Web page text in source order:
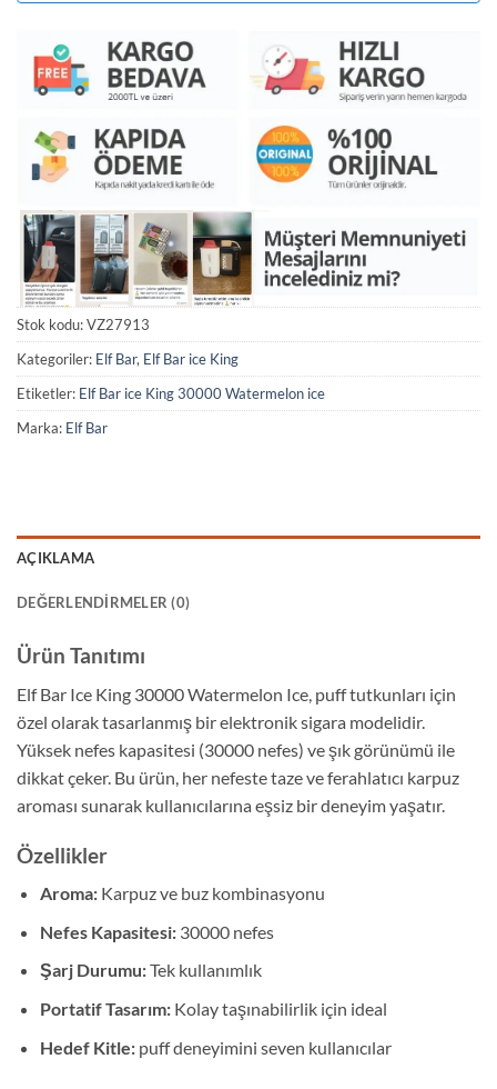
Stok kodu:VZ27913
Kategoriler: Elf Bar, Elf Bar ice King
Etiketler: Elf Bar ice King 30000 Watermelon ice
Marka: Elf Bar
AÇIKLAMA
DEĞERLENDIRMELER (0)
Ürün Tanıtımı
Elf Bar Ice King 30000 Watermelon Ice, puff tutkunları için
özel olarak tasarlanmış bir elektronik sigara modelidir.
Yüksek nefes kapasitesi (30000 nefes) ve şık görünümü ile
dikkat çeker. Bu ürün, her nefeste taze ve ferahlatıcı karpuz
aroması sunarak kullanıcılarına eşsiz bir deneyim yaşatır.
Özellikler
Aroma:Karpuz ve buz kombinasyonu
Nefes Kapasitesi:30000 nefes
Şarj Durumu:Tek kullanımlık
Portatif Tasarım:Kolay taşınabilirlik için ideal
Hedef Kitle:puff deneyimini seven kullanıcılar